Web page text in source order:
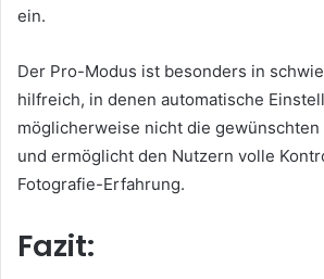
ein.
Der Pro-Modus ist besonders in
hilfreich, in denen automatische
möglicherweise nicht die
und ermöglicht den Nutzern volle
Fotografie-Erfahrung.
Fazit: